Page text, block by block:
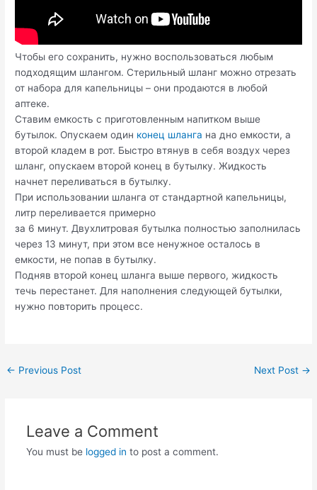
Чтобы его сохранить, нужно воспользоваться любым
подходящим шлангом. Стерильный шланг можно отрезать
от набора для капельницы – они продаются в любой
аптеке.
Ставим емкость с приготовленным напитком выше
бутылок. Опускаем один конец шланга на дно емкости, а
второй кладем в рот. Быстро втянув в себя воздух через
шланг, опускаем второй конец в бутылку. Жидкость
начнет переливаться в бутылку.
При использовании шланга от стандартной капельницы,
литр переливается примерно
за 6 минут. Двухлитровая бутылка полностью заполнилась
через 13 минут, при этом все ненужное осталось в
емкости, не попав в бутылку.
Подняв второй конец шланга выше первого, жидкость
течь перестанет. Для наполнения следующей бутылки,
нужно повторить процесс.
Post
← Previous Post Next Post →
Leave a Comment
You must be logged in to post a comment.